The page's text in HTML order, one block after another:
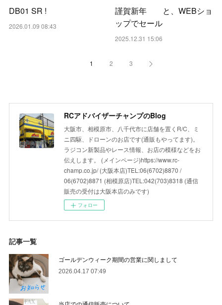
DB01 SR !
2026.01.09 08:43
謹賀新年 と、WEBショ
ップでセール
2025.12.31 15:06
1 2 3
RCアドバイザーチャンプのBlog
大阪市、相模原市、八千代市に店舗を置くR/C、ミ
ニ四駆、ドローンのお店です(通販もやってます)。
ラジコン新製品やレース情報、お店の模様などをお
伝えします。 (メインページ)https://www.rc-
champ.co.jp/ (大阪本店)TEL:06(6702)8870 /
06(6702)8871 (相模原店)TEL:042(703)8318 (通信
販売の受付は大阪本店のみです)
フォロー
記事一覧
ゴールデンウィーク期間の営業に関しまして
2026.04.17 07:49